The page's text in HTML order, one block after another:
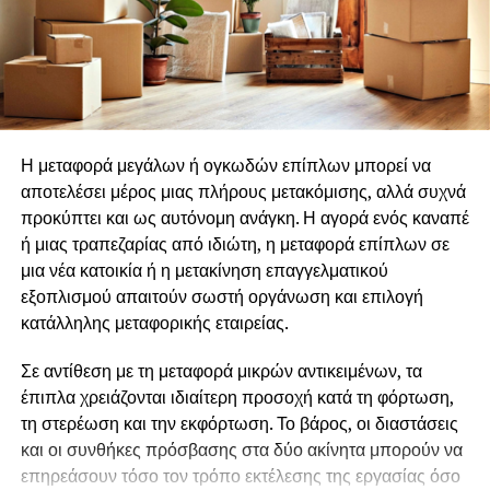
οικογενειακής κοινωνικοποίηση
Την διατήρηση μηχανισμού συνεχούς
ανάπτυξης των στελεχών
εφαρμόζοντας την στρατηγική ανταλλαγμάτων <<
κερδίζω – κερδίζεις >>
παραχωρώντας στον εργαζόμενο την δυνατότητα να
συμμετέχει στους στόχους και τις νόρμες της
επιχείρησης.
Ρούλα
Σύμβουλος
Ιδιοκτήτρια της KPR CONSULTING
ενώ κορυφώνεται με μια συλλογική δράση που
παρουσιάζεται το επόμενο έτος.
Οι αιτήσεις μόλις άνοιξαν και μπορούν να υποβάλλονται
έως τηνΚυριακή 9 Αυγούστου 2026, αποκλειστικά
Για πληροφορίες καιΥποβολή της Αίτησης δείτεΕΔΩ.
Αιτήσεις μέσω email, τηλεφωνικώς ή με άλλο τρόπο εκτός
της επίσημης αίτησης στην ιστοσελίδα δεν γίνονται
δεκτές.
residencies θα βρείτεΕΔΩ
Φωτογραφίες θα βρείτε ΕΔΩ
———————————–
Η μεταφορά μεγάλων ή ογκωδών επίπλων μπορεί να
αποτελέσει μέρος μιας πλήρους μετακόμισης, αλλά συχνά
προκύπτει και ως αυτόνομη ανάγκη. Η αγορά ενός καναπέ
ή μιας τραπεζαρίας από ιδιώτη, η μεταφορά επίπλων σε
μια νέα κατοικία ή η μετακίνηση επαγγελματικού
εξοπλισμού απαιτούν σωστή οργάνωση και επιλογή
κατάλληλης μεταφορικής εταιρείας.
Σε αντίθεση με τη μεταφορά μικρών αντικειμένων, τα
έπιπλα χρειάζονται ιδιαίτερη προσοχή κατά τη φόρτωση,
τη στερέωση και την εκφόρτωση. Το βάρος, οι διαστάσεις
και οι συνθήκες πρόσβασης στα δύο ακίνητα μπορούν να
επηρεάσουν τόσο τον τρόπο εκτέλεσης της εργασίας όσο